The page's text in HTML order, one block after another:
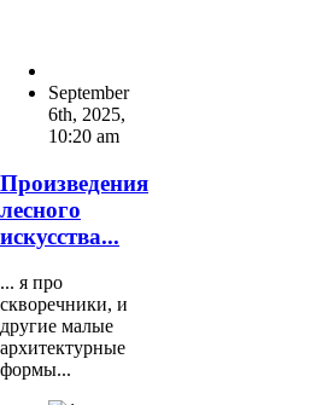
September
6th, 2025,
10:20 am
Произведения
лесного
искусства...
... я про
скворечники, и
другие малые
архитектурные
формы...